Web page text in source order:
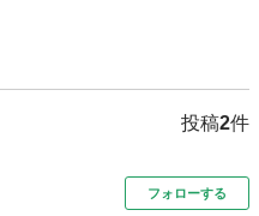
投稿2件
フォローする